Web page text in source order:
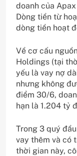
doanh của
Dòng tiền từ
dòng tiền hoạt
Về cơ cấu
Holdings (tại
yếu là vay nợ
nhưng không
điểm 30/6,
hạn là 1.204 tỷ
Trong 3 quý
vay thêm và có
thời gian này,